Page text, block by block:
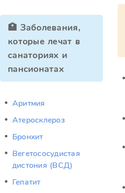
🏥 Заболевания,
которые лечат в
санаториях и
пансионатах
Аритмия
Атеросклероз
Бронхит
Вегетососудистая
дистония (ВСД)
Гепатит